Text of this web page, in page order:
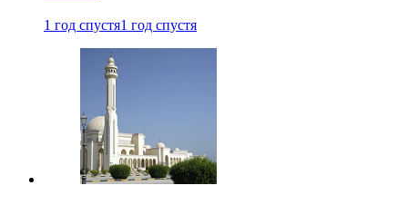
1 год спустя1 год спустя